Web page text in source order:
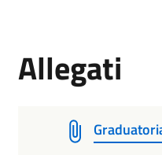
Allegati